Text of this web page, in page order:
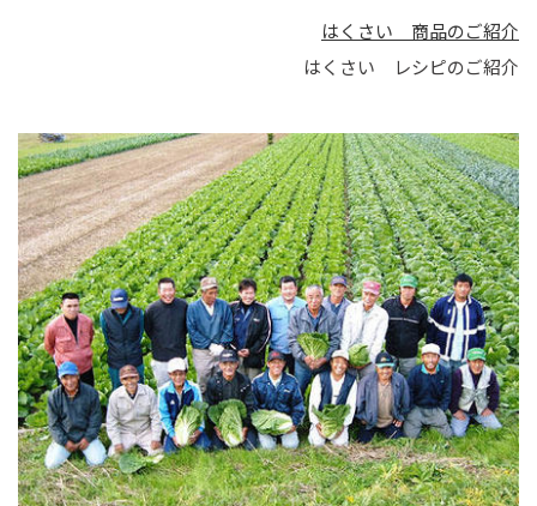
はくさい 商品のご紹介
はくさい レシピのご紹介